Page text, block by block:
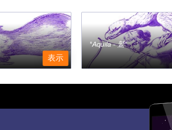
表示
Aquila - 鷲